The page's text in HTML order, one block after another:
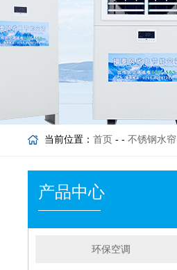
当前位置： 首页 - - 不锈钢水帘
产品中心
环保空调